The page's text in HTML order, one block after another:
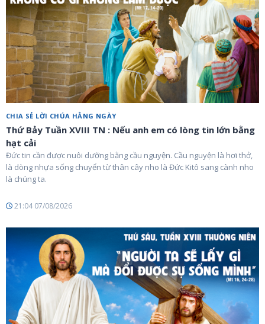
CHIA SẺ LỜI CHÚA HẰNG NGÀY
Thứ Bảy Tuần XVIII TN : Nếu anh em có lòng tin lớn bằng
hạt cải
Đức tin cần được nuôi dưỡng bằng cầu nguyện. Cầu nguyện là hơi thở,
là dòng nhựa sống chuyển từ thân cây nho là Đức Kitô sang cành nho
là chúng ta.
21:04 07/08/2026